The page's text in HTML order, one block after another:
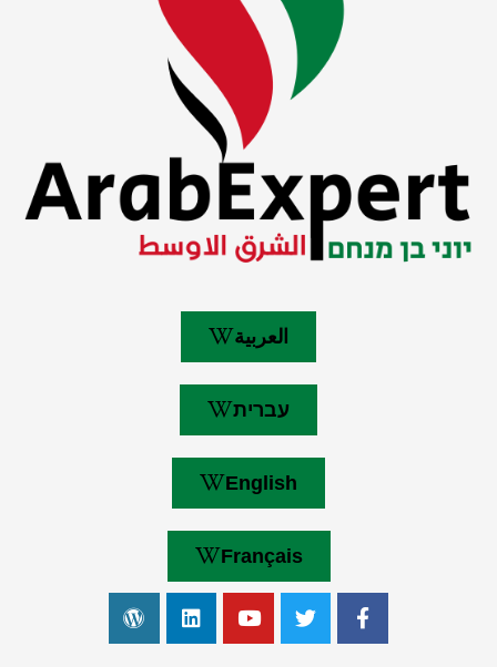
العربية
עברית
English
Français